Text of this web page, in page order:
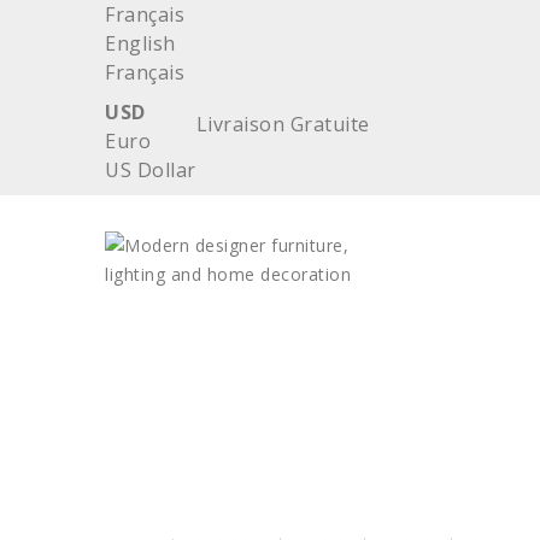
Français
English
Français
USD
Euro
US Dollar
Livraison Gratuite